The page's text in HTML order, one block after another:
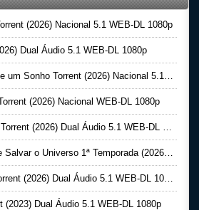
(2026) Nacional 5.1 WEB-DL 1080p
Dual Áudio 5.1 WEB-DL 1080p
Torrent (2026) Nacional 5.1 WEB-DL 1080p
(2026) Nacional WEB-DL 1080p
(2026) Dual Áudio 5.1 WEB-DL 1080p
1ª Temporada (2026) Dual Áudio 5.1 WEB-DL 1080p
(2026) Dual Áudio 5.1 WEB-DL 1080p
(2023) Dual Áudio 5.1 WEB-DL 1080p